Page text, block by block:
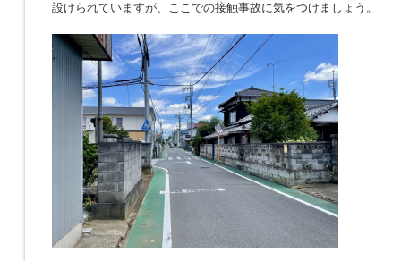
設けられていますが、ここでの接触事故に気をつけましょう。